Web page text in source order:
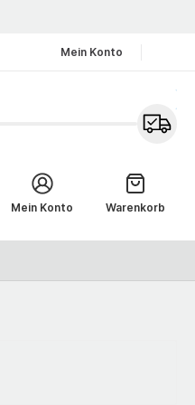
Mein Konto
Mein Konto Warenkorb